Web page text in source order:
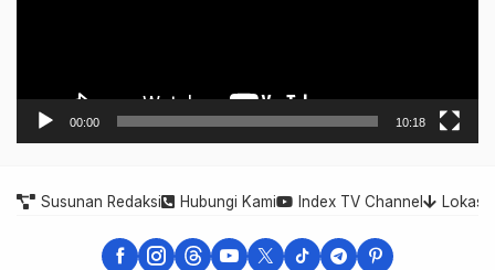
00:00 10:18
Susunan Redaksi Hubungi Kami Index TV Channel Lokasi